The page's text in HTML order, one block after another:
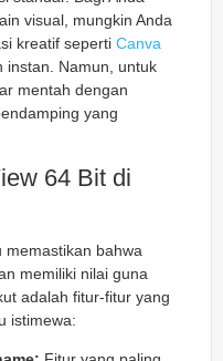
visual, mungkin Anda
kreatif seperti Canva
instan. Namun, untuk
mentah dengan
yang
64 Bit di
memastikan bahwa
memiliki nilai guna
adalah fitur-fitur yang
istimewa: